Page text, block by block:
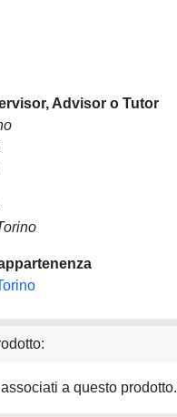
Advisor o Tutor
a questo prodotto.